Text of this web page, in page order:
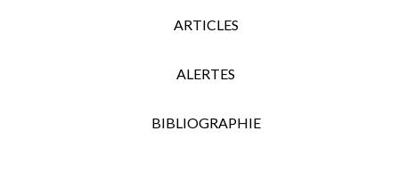
ARTICLES
ALERTES
BIBLIOGRAPHIE